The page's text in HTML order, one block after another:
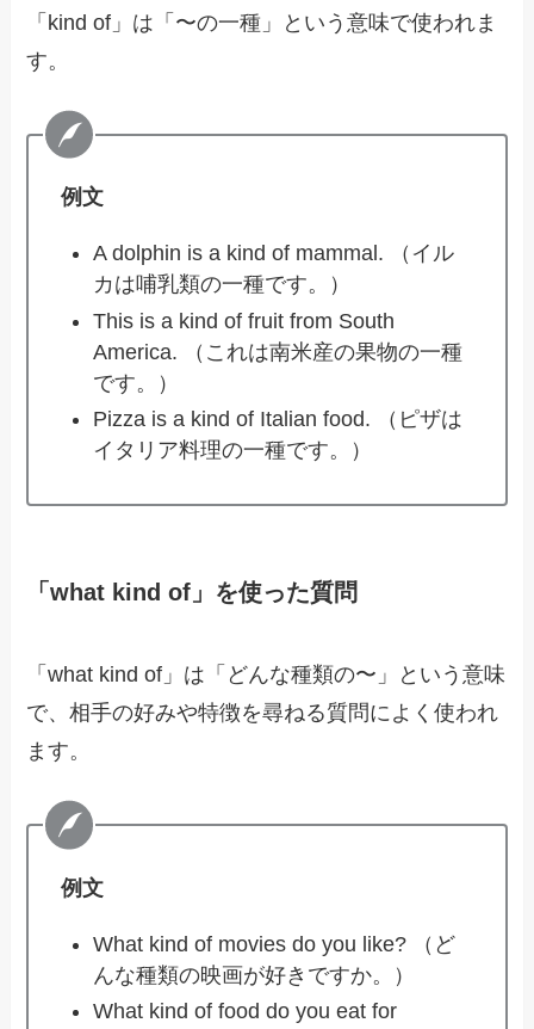
「kind of」は「〜の一種」という意味で使われま
す。
例文
A dolphin is a kind of mammal. （イル
カは哺乳類の一種です。）
This is a kind of fruit from South
America. （これは南米産の果物の一種
です。）
Pizza is a kind of Italian food. （ピザは
イタリア料理の一種です。）
「what kind of」を使った質問
「what kind of」は「どんな種類の〜」という意味
で、相手の好みや特徴を尋ねる質問によく使われ
ます。
例文
What kind of movies do you like? （ど
んな種類の映画が好きですか。）
What kind of food do you eat for